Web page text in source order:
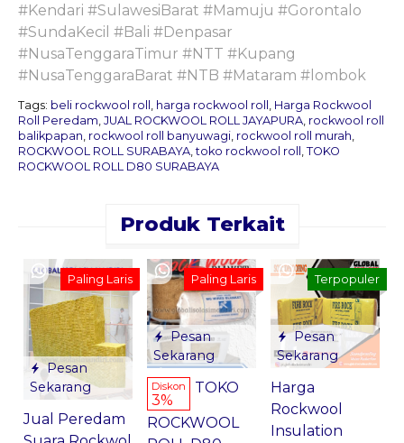
#Kendari #SulawesiBarat #Mamuju #Gorontalo
#SundaKecil #Bali #Denpasar
#NusaTenggaraTimur #NTT #Kupang
#NusaTenggaraBarat #NTB #Mataram #lombok
Tags: beli rockwool roll , harga rockwool roll , Harga Rockwool
Roll Peredam, JUAL ROCKWOOL ROLL JAYAPURA, rockwool roll
balikpapan, rockwool roll banyuwagi, rockwool roll murah,
ROCKWOOL ROLL SURABAYA,toko rockwool roll , TOKO
ROCKWOOL ROLL D80 SURABAYA
Produk Terkait
Pesan
Sekarang
Paling Laris
Jual Peredam
Pesan
Sekarang
Paling Laris
Diskon
3%
TOKO
ROCKWOOL
Pesan
Sekarang
Terpopuler
Harga
Rockwool
Insulation